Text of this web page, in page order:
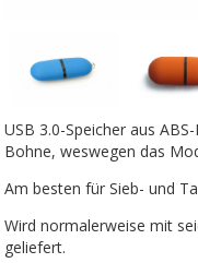
USB 3.0-Speicher aus
Bohne, weswegen das
Am besten für Sieb- und
Wird normalerweise mit
geliefert.